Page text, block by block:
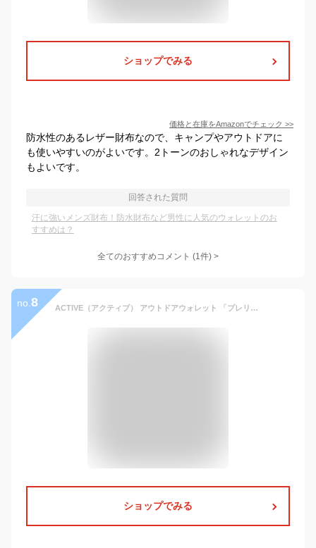
ショップでみる
価格と在庫をAmazonでチェック >>
防水性のあるレザー財布なので、キャンプやアウトドアに
も使いやすいのがよいです。2トーンのおしゃれなデザイン
もよいです。
回答された質問
汗に強いメンズ財布！防水財布など男性に人気のウォレットのお
すすめは？
全てのおすすめコメント (1件) >
no. 8 ACTIVE（アクティブ） アウトドアウォレット 「プレリーsince1957」 NP00210
ショップでみる